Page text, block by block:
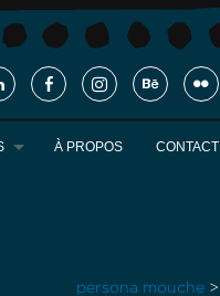
À PROPOS CONTACT
persona mouche >